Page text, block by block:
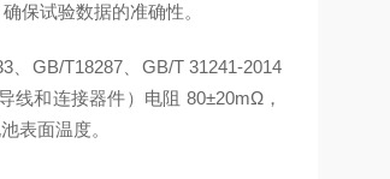
保试验数据的准确性。
、GB/T18287、GB/T 31241-2014
线和连接器件）电阻 80±20mΩ，
表面温度。